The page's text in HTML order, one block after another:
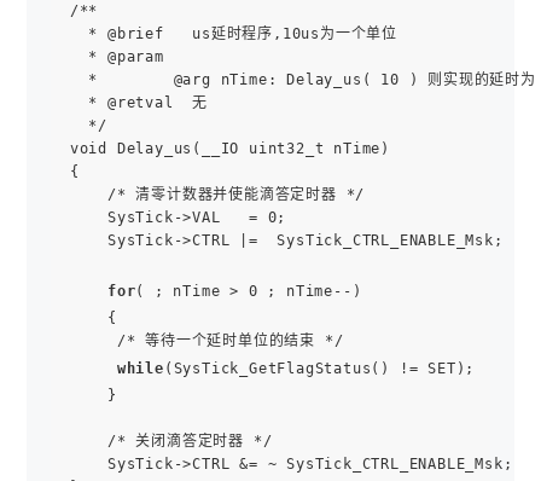
/**
* @brief   us延时程序,10us为一个单位
* @param
*        @arg nTime: Delay_us( 10 ) 则实现的延时
* @retval  无
*/
void Delay_us(__IO uint32_t nTime)
{
/* 清零计数器并使能滴答定时器 */
SysTick->VAL   = 0;
SysTick->CTRL |=
for( ; nTime > 0 ; nTime--)
{
/* 等待一个延时单位的结束 */
while (SysTick_GetFlagStatus() != SET);
}
/* 关闭滴答定时器 */
SysTick->CTRL &= ~ SysTick_CTRL_ENABLE_Msk;